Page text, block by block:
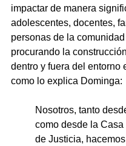
impactar de manera
adolescentes, docentes,
personas de la
procurando la
dentro y fuera del entorno
como lo explica Dominga:
Nosotros, tanto
como desde la
de Justicia,